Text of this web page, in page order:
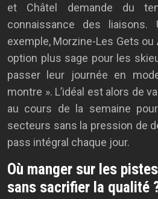
et Châtel demande du
connaissance des
exemple, Morzine-Les Gets
option plus sage pour les
passer leur journée en
montre ». L’idéal est alors de
au cours de la semaine
secteurs sans la pression de
pass intégral chaque jour.
Où manger sur les
sans sacrifier la qualité